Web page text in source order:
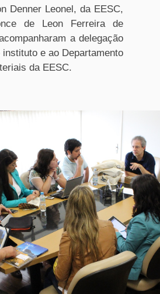
Denner Leonel, da EESC,
de Leon Ferreira de
a delegação
e ao Departamento
da EESC.